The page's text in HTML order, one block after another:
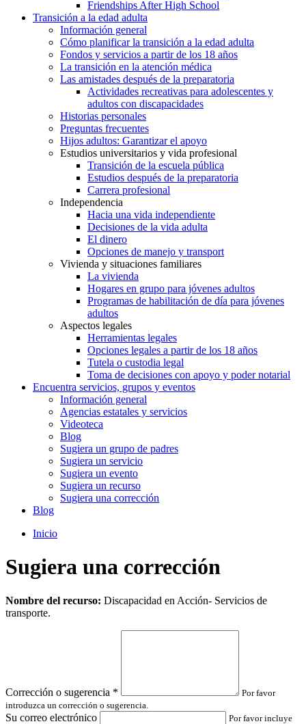
Friendships After High School
Transición a la edad adulta
Información general
Cómo planificar la transición a la edad adulta
Fondos y servicios a partir de los 18 años
La transición en la atención médica
Las amistades después de la preparatoria
Actividades recreativas para adolescentes y
adultos con discapacidades
Historias personales
Preguntas frecuentes
Hijos adultos: Garantizar el apoyo
Estudios universitarios y vida profesional
Transición de la escuela pública
Estudios después de la preparatoria
Carrera profesional
Independencia
Hacia una vida independiente
Decisiones de la vida adulta
El dinero
Opciones de manejo y transport
Vivienda y situaciones familiares
La vivienda
Hogares en grupo para jóvenes adultos
Programas de habilitación de día para jóvenes
adultos
Aspectos legales
Herramientas legales
Opciones legales a partir de los 18 años
Tutela o custodia legal
Toma de decisiones con apoyo y poder notarial
Encuentra servicios, grupos y eventos
Información general
Agencias estatales y servicios
Videoteca
Blog
Sugiera un grupo de padres
Sugiera un servicio
Sugiera un evento
Sugiera un recurso
Sugiera una corrección
Blog
Inicio
Sugiera una corrección
Leave
this
Nombre del recurso: Discapacidad en Acción- Servicios de
transporte.
Corrección o sugerencia *
Por favor
introduzca un corrección o sugerencia.
Su correo electrónico
Por favor incluye